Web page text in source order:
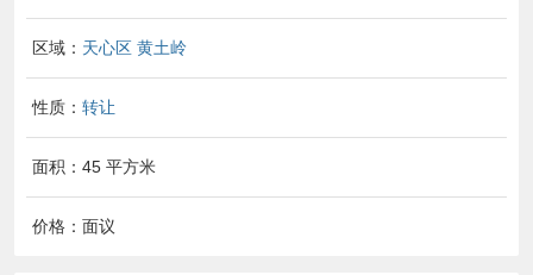
区域： 天心区 黄土岭
性质： 转让
面积：45 平方米
价格：面议